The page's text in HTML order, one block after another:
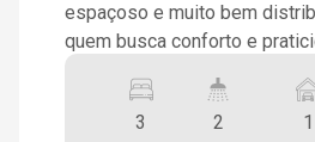
espaçoso e muito bem
quem busca conforto e
aconchegante Cozinha funcional Área de serviço
3
2
1